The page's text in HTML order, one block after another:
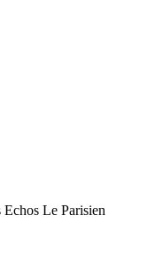
Le Parisien